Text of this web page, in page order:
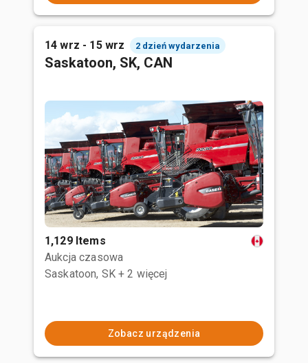
14 wrz - 15 wrz 2 dzień wydarzenia
Saskatoon, SK, CAN
1,129 Items
Aukcja czasowa
Saskatoon, SK + 2 więcej
Zobacz urządzenia